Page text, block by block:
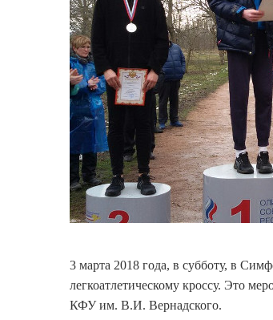
3 марта 2018 года, в субботу, в
легкоатлетическому кроссу. Это
КФУ им. В.И. Вернадского.